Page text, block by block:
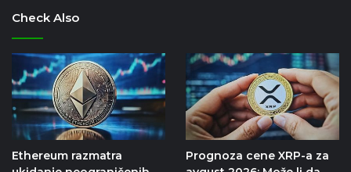
Check Also
Ethereum razmatra
Prognoza cene XRP-a za